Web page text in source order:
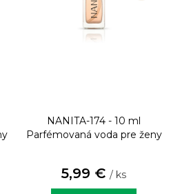
NANITA-174 - 10 ml
Parfémovaná voda pre ženy
5,99 € / ks